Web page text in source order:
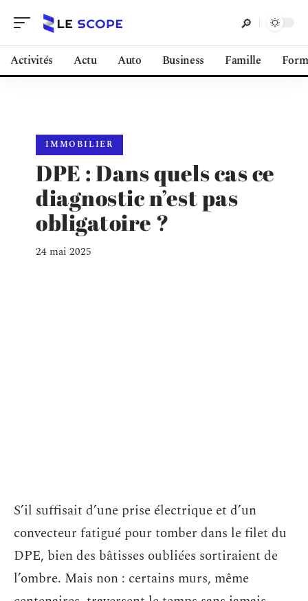
Activités Actu Auto Business Famille
IMMOBILIER
DPE : Dans quels cas ce
diagnostic n’est pas
obligatoire ?
24 mai 2025
S’il suffisait d’une prise électrique et d’un
convecteur fatigué pour tomber dans le filet du
DPE, bien des bâtisses oubliées sortiraient de
l’ombre. Mais non : certains murs, même